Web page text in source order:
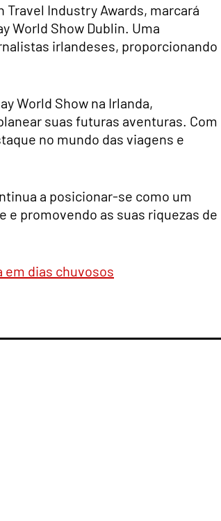
Travel Industry Awards, marcará
World Show Dublin. Uma
irlandeses, proporcionando
World Show na Irlanda,
suas futuras aventuras. Com
no mundo das viagens e
a posicionar-se como um
promovendo as suas riquezas de
em dias chuvosos